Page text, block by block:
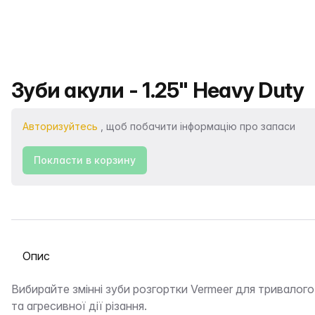
Назва продукту
Зуби акули - 1.25" Heavy Duty
Авторизуйтесь , щоб побачити інформацію про запаси
Покласти в корзину
Виберіть вкладку
Опис
Вибирайте змінні зуби розгортки Vermeer для
та агресивної дії різання.